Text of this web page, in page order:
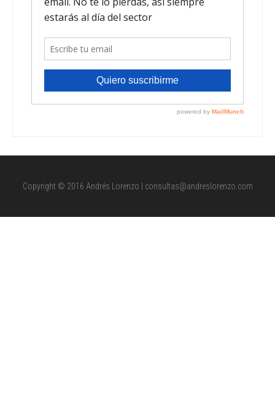
Copyright © 2016 Andrés Lorenzo | consultas@andreslorenzo.com